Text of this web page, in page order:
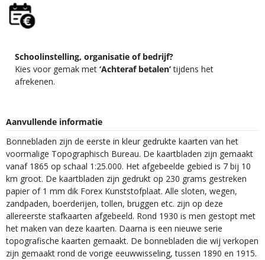
Schoolinstelling, organisatie of bedrijf?
Kies voor gemak met ‘Achteraf betalen’tijdens het
afrekenen.
Aanvullende informatie
Bonnebladen zijn de eerste in kleur gedrukte kaarten van het
voormalige Topographisch Bureau. De kaartbladen zijn gemaakt
vanaf 1865 op schaal 1:25.000. Het afgebeelde gebied is 7 bij 10
km groot. De kaartbladen zijn gedrukt op 230 grams gestreken
papier of 1 mm dik Forex Kunststofplaat. Alle sloten, wegen,
zandpaden, boerderijen, tollen, bruggen etc. zijn op deze
allereerste stafkaarten afgebeeld. Rond 1930 is men gestopt met
het maken van deze kaarten. Daarna is een nieuwe serie
topografische kaarten gemaakt. De bonnebladen die wij verkopen
zijn gemaakt rond de vorige eeuwwisseling, tussen 1890 en 1915.